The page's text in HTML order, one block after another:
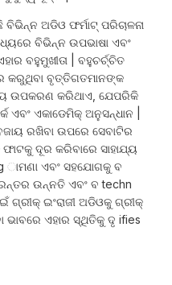
ଅଡିଓ ଫର୍ମାଟ୍ ପରିଚାଳନା
ବିଭିନ୍ନ ଉପଭାଷା ଏବଂ
ବହୁମୁଖୀତା | ବହୁଚର୍ଚ୍ଚିତ
କରୁଥିବା ବୃତ୍ତିଗତମାନଙ୍କ
ଉପକରଣ କରିଥାଏ, ଯେପରିକି
ଏବଂ ଏକାଡେମିକ୍ ଅନୁସନ୍ଧାନ |
ରଖିବା ଉପରେ ସେବାଟିର
ଦୂର କରିବାରେ ସାହାଯ୍ୟ
ାମଣା ଏବଂ ସହଯୋଗକୁ ବ
ଉନ୍ନତି ଏବଂ ବ techn
ଇଂରାଜୀ ଅଡିଓକୁ ଗ୍ରୀକ୍
ଭାବରେ ଏହାର ସ୍ଥିତିକୁ ଦୃ ifies